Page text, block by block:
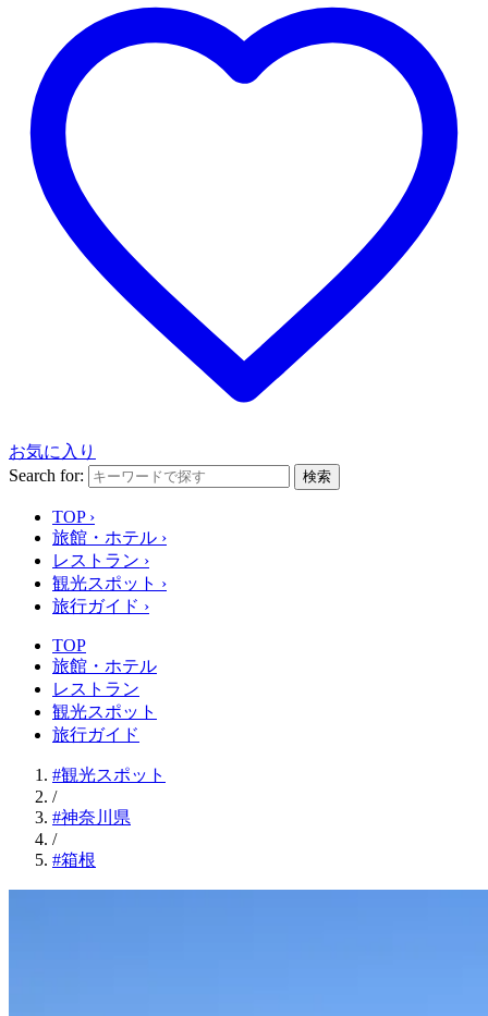
お気に入り
Search for:
検索
TOP ›
旅館・ホテル ›
レストラン ›
観光スポット ›
旅行ガイド ›
TOP
旅館・ホテル
レストラン
観光スポット
旅行ガイド
#観光スポット
/
#神奈川県
/
#箱根